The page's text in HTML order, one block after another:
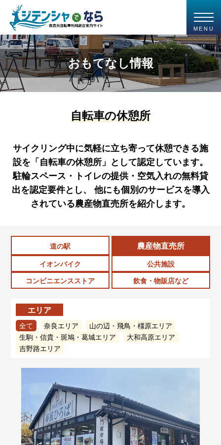
MENU
おもてなし情報
自転車の休憩所
サイクリング中に気軽に立ち寄って休憩できる施
設を「自転車の休憩所」として認定しています。
駐輪スペース・トイレの提供・空気入れの無料貸
出を認定要件とし、
他にも個別のサービスを導入
されている農産物直売所を紹介します。
道の駅 農産物直売所
イオンバイク 公共施設
コンビニエンスストア 飲食・物販店など
エリア
全て 奈良エリア
山の辺・飛鳥・橿原エリア
生駒・信貴・斑鳩・葛城エリア
大和高原エリア
吉野路エリア